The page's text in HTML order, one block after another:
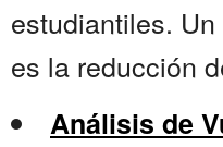
estudiantiles.
es la reducción
Análisis de